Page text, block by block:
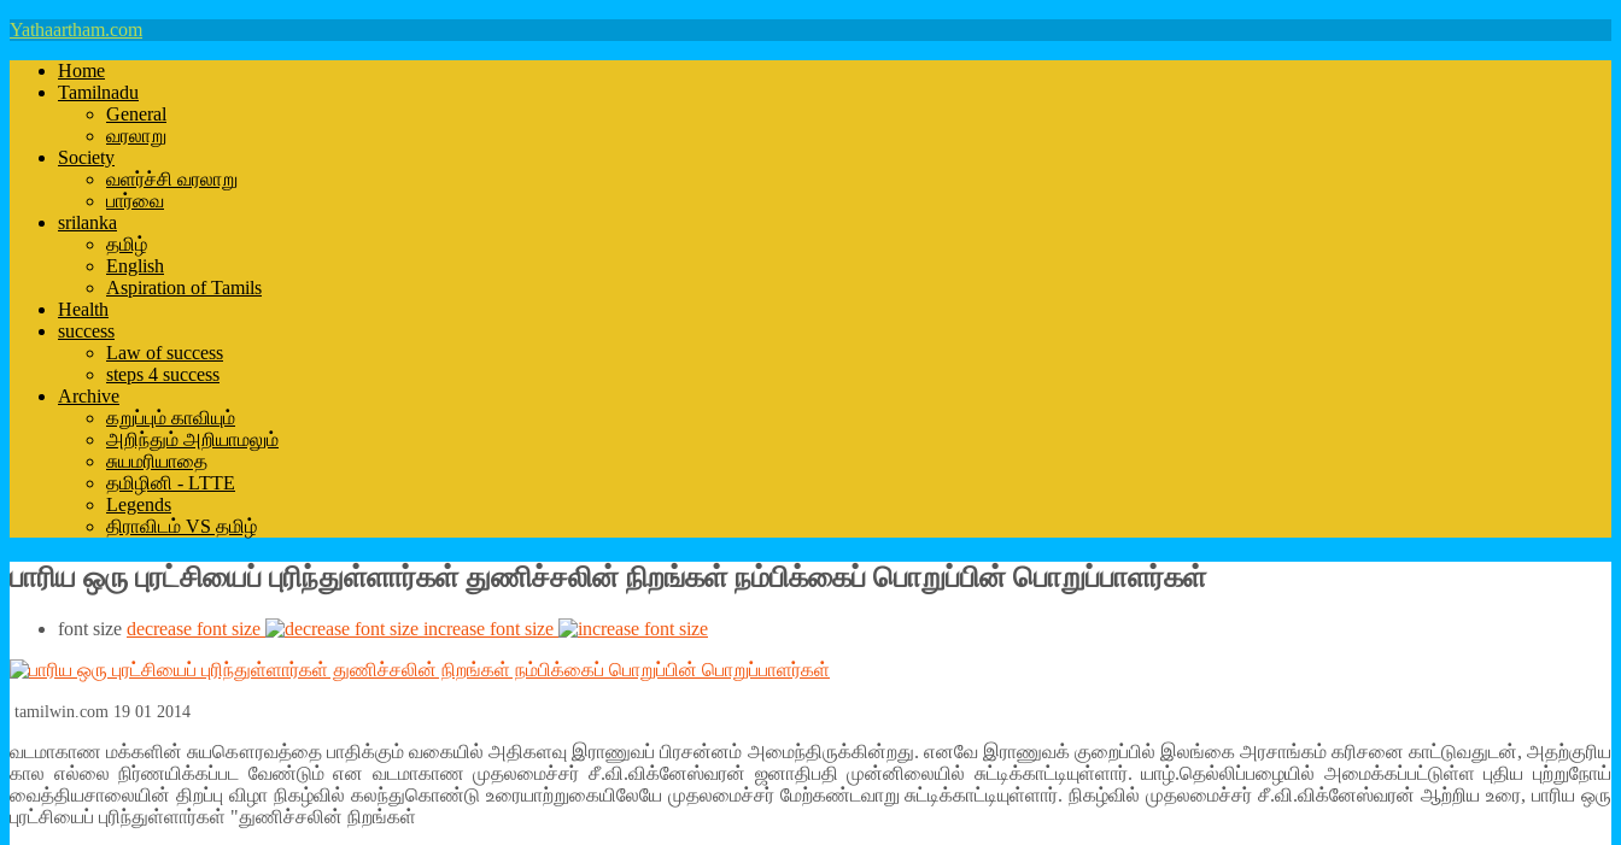
Yathaartham.com
Home
Tamilnadu
General
வரலாறு
Society
வளர்ச்சி வரலாறு
பார்வை
srilanka
தமிழ்
English
Aspiration of Tamils
Health
success
Law of success
steps 4 success
Archive
கறுப்பும் காவியும்
அறிந்தும் அறியாமலும்
சுயமரியாதை
தமிழினி - LTTE
Legends
திராவிடம் VS தமிழ்
பாரிய ஒரு புரட்சியைப் புரிந்துள்ளார்கள் துணிச்சலின் நிறங்கள் நம்பிக்கைப் பொறுப்பின் பொறுப்பாளர்கள்
font size decrease font size increase font size
tamilwin.com 19 01 2014
வடமாகாண மக்களின் சுயகௌரவத்தை பாதிக்கும் வகையில் அதிகளவு இராணுவப் பிரசன்னம் அமைந்திருக்கின்றது. எனவே இராணுவக் குறைப்பில் இலங்கை அரசாங்கம் கரிசனை காட்டுவதுடன், அதற்குரிய
கால எல்லை நிர்ணயிக்கப்பட வேண்டும் என வடமாகாண முதலமைச்சர் சீ.வி.விக்னேஸ்வரன் ஜனாதிபதி முன்னிலையில் சுட்டிக்காட்டியுள்ளார். யாழ்.தெல்லிப்பழையில் அமைக்கப்பட்டுள்ள புதிய புற்றுநோய்
வைத்தியசாலையின் திறப்பு விழா நிகழ்வில் கலந்துகொண்டு உரையாற்றுகையிலேயே முதலமைச்சர் மேற்கண்டவாறு சுட்டிக்காட்டியுள்ளார். நிகழ்வில் முதலமைச்சர் சீ.வி.விக்னேஸ்வரன் ஆற்றிய உரை, பாரிய ஒரு
புரட்சியைப் புரிந்துள்ளார்கள் "துணிச்சலின் நிறங்கள்